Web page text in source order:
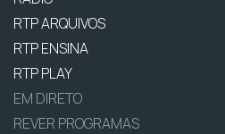
RTP ARQUIVOS
RTP ENSINA
RTP PLAY
EM DIRETO
REVER PROGRAMAS